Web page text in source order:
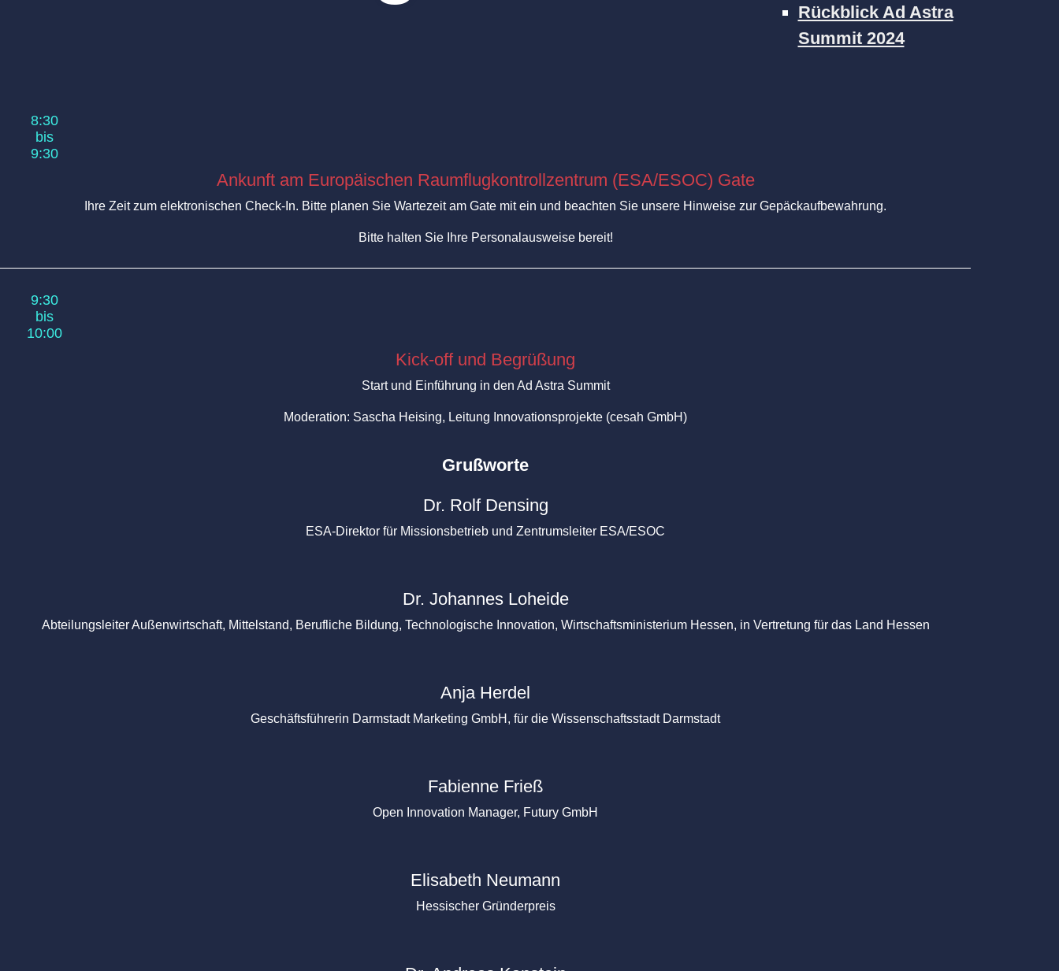
Rückblick Ad Astra
Summit 2024
8:30
bis
9:30
Ankunft am Europäischen Raumflugkontrollzentrum (ESA/ESOC) Gate
Ihre Zeit zum elektronischen Check-In. Bitte planen Sie Wartezeit am Gate mit ein und beachten Sie unsere Hinweise zur Gepäckaufbewahrung.
Bitte halten Sie Ihre Personalausweise bereit!
9:30
bis
10:00
Kick-off und Begrüßung
Start und Einführung in den Ad Astra Summit
Moderation: Sascha Heising, Leitung Innovationsprojekte (cesah GmbH)
Grußworte
Dr. Rolf Densing
ESA-Direktor für Missionsbetrieb und Zentrumsleiter ESA/ESOC
Dr. Johannes Loheide
Abteilungsleiter Außenwirtschaft, Mittelstand, Berufliche Bildung, Technologische Innovation, Wirtschaftsministerium Hessen, in Vertretung für das Land Hessen
Anja Herdel
Geschäftsführerin Darmstadt Marketing GmbH, für die Wissenschaftsstadt Darmstadt
Fabienne Frieß
Open Innovation Manager, Futury GmbH
Elisabeth Neumann
Hessischer Gründerpreis